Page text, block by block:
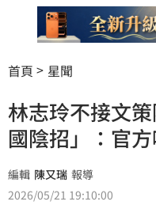
首頁 星聞
林志玲不接文
國陰招」：官
編輯 陳又瑞 報導
2026/05/21 19:10:00